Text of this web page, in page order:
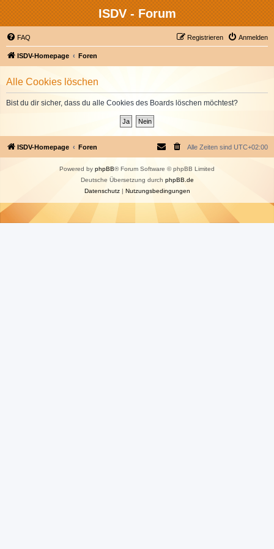
ISDV - Forum
FAQ Anmelden
Registrieren
ISDV-Homepage Foren
Alle Cookies löschen
Bist du dir sicher, dass du alle Cookies des Boards löschen möchtest?
ISDV-Homepage Foren Alle Zeiten sind UTC+02:00
Powered by phpBB® Forum Software © phpBB Limited
Deutsche Übersetzung durch phpBB.de
Datenschutz| Nutzungsbedingungen